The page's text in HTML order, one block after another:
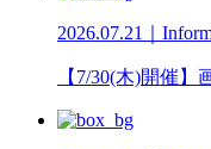
2026.07.21｜
【7/30(木)開催